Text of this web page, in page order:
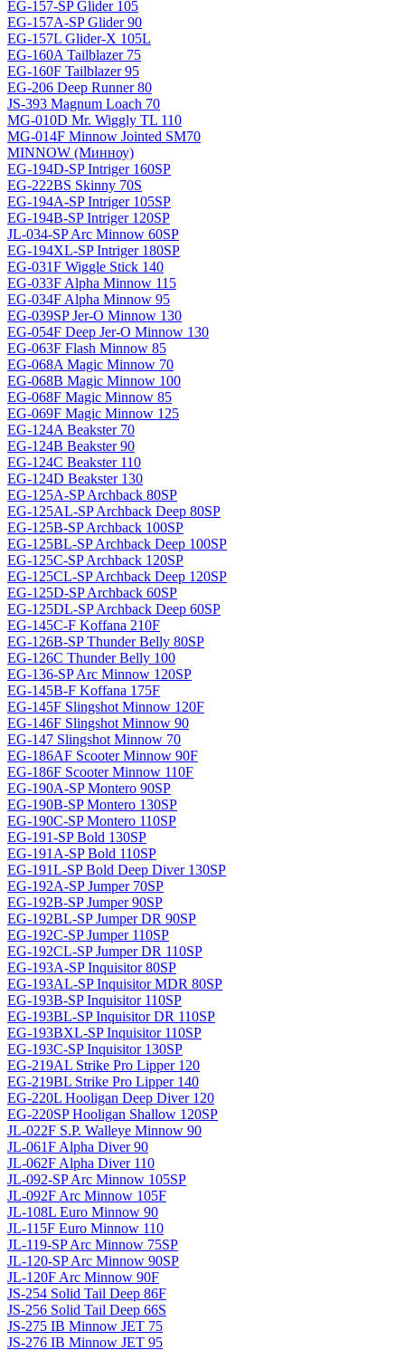
EG-157-SP Glider 105
EG-157A-SP Glider 90
EG-157L Glider-X 105L
EG-160A Tailblazer 75
EG-160F Tailblazer 95
EG-206 Deep Runner 80
JS-393 Magnum Loach 70
MG-010D Mr. Wiggly TL 110
MG-014F Minnow Jointed SM70
MINNOW (Минноу)
EG-194D-SP Intriger 160SP
EG-222BS Skinny 70S
EG-194A-SP Intriger 105SP
EG-194B-SP Intriger 120SP
JL-034-SP Arc Minnow 60SP
EG-194XL-SP Intriger 180SP
EG-031F Wiggle Stick 140
EG-033F Alpha Minnow 115
EG-034F Alpha Minnow 95
EG-039SP Jer-O Minnow 130
EG-054F Deep Jer-O Minnow 130
EG-063F Flash Minnow 85
EG-068A Magic Minnow 70
EG-068B Magic Minnow 100
EG-068F Magic Minnow 85
EG-069F Magiс Minnow 125
EG-124A Beakster 70
EG-124B Beakster 90
EG-124C Beakster 110
EG-124D Beakster 130
EG-125A-SP Archback 80SP
EG-125AL-SP Archback Deep 80SP
EG-125B-SP Archback 100SP
EG-125BL-SP Archback Deep 100SP
EG-125C-SP Archback 120SP
EG-125CL-SP Archback Deep 120SP
EG-125D-SP Archback 60SP
EG-125DL-SP Archback Deep 60SP
EG-145C-F Koffana 210F
EG-126B-SP Thunder Belly 80SP
EG-126C Thunder Belly 100
EG-136-SP Arc Minnow 120SP
EG-145B-F Koffana 175F
EG-145F Slingshot Minnow 120F
EG-146F Slingshot Minnow 90
EG-147 Slingshot Minnow 70
EG-186AF Scooter Minnow 90F
EG-186F Scooter Minnow 110F
EG-190A-SP Montero 90SP
EG-190B-SP Montero 130SP
EG-190C-SP Montero 110SP
EG-191-SP Bold 130SP
EG-191A-SP Bold 110SP
EG-191L-SP Bold Deep Diver 130SP
EG-192A-SP Jumper 70SP
EG-192B-SP Jumper 90SP
EG-192BL-SP Jumper DR 90SP
EG-192C-SP Jumper 110SP
EG-192CL-SP Jumper DR 110SP
EG-193A-SP Inquisitor 80SP
EG-193AL-SP Inquisitor MDR 80SP
EG-193B-SP Inquisitor 110SP
EG-193BL-SP Inquisitor DR 110SP
EG-193BXL-SP Inquisitor 110SP
EG-193C-SP Inquisitor 130SP
EG-219AL Strike Pro Lipper 120
EG-219BL Strike Pro Lipper 140
EG-220L Hooligan Deep Diver 120
EG-220SP Hooligan Shallow 120SP
JL-022F S.P. Walleye Minnow 90
JL-061F Alpha Diver 90
JL-062F Alpha Diver 110
JL-092-SP Arc Minnow 105SP
JL-092F Arc Minnow 105F
JL-108L Euro Minnow 90
JL-115F Euro Minnow 110
JL-119-SP Arc Minnow 75SP
JL-120-SP Arc Minnow 90SP
JL-120F Arc Minnow 90F
JS-254 Solid Tail Deep 86F
JS-256 Solid Tail Deep 66S
JS-275 IB Minnow JET 75
JS-276 IB Minnow JET 95